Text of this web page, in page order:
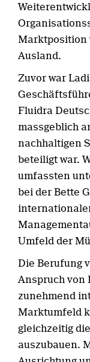
Marktposition
Ausland.
Zuvor war
Fluidra
massgeblich
nachhaltigen
beteiligt war.
umfassten
bei der Bette
Umfeld der
Die Berufung
Anspruch von
zunehmend
Marktumfeld
gleichzeitig
auszubauen.